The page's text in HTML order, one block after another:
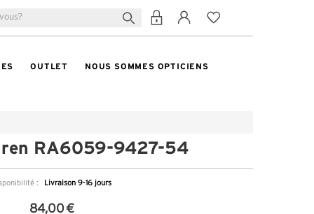
OUTLET NOUS SOMMES OPTICIENS
RA6059-9427-54
: Livraison 9-16 jours
84,00 €